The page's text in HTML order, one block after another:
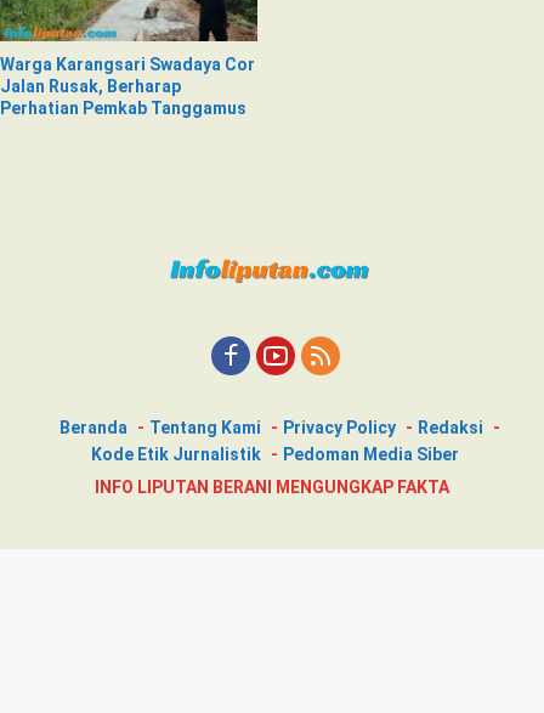
Warga Karangsari Swadaya Cor
Jalan Rusak, Berharap
Perhatian Pemkab Tanggamus
Beranda Tentang Kami Privacy Policy
Redaksi
Kode Etik Jurnalistik
Pedoman Media Siber
INFO LIPUTAN BERANI MENGUNGKAP FAKTA